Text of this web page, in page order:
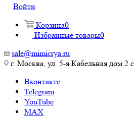
Войти
Корзина0
Избранные товары0
sale@mimicrya.ru
г. Москва, ул. 5-я Кабельная дом
Вконтакте
Telegram
YouTube
MAX